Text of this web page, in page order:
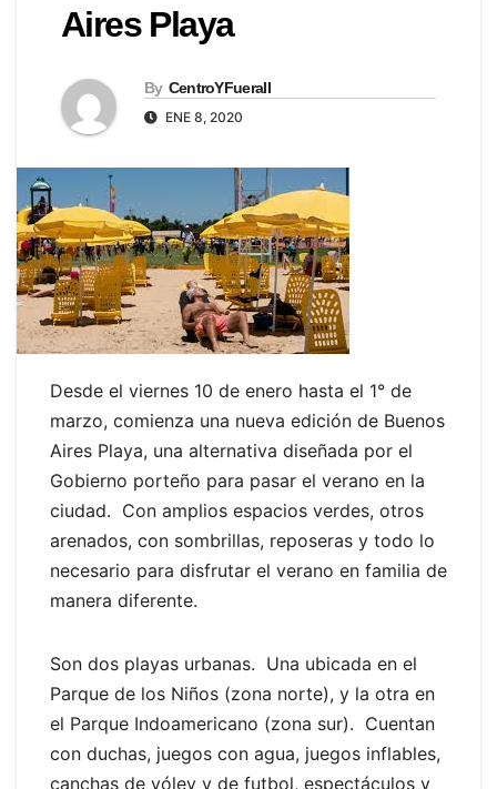
Aires Playa
By CentroYFueraII
ENE 8, 2020
Desde el viernes 10 de enero hasta el 1° de
marzo, comienza una nueva edición de Buenos
Aires Playa, una alternativa diseñada por el
Gobierno porteño para pasar el verano en la
ciudad. Con amplios espacios verdes, otros
arenados, con sombrillas, reposeras y todo lo
necesario para disfrutar el verano en familia de
manera diferente.
Son dos playas urbanas. Una ubicada en el
Parque de los Niños (zona norte), y la otra en
el Parque Indoamericano (zona sur). Cuentan
con duchas, juegos con agua, juegos inflables,
canchas de vóley y de futbol, espectáculos y